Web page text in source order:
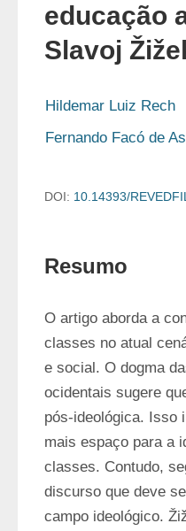
educação
Slavoj
Hildemar Luiz Rech
Fernando Facó de
DOI: 10.14393/
Resumo
O artigo aborda a
classes no atual
e social. O dogma
ocidentais sugere
pós-ideológica. Isso
mais espaço para a
classes. Contudo,
discurso que deve
campo ideológico.